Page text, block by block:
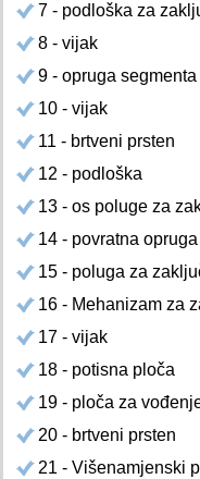
7 - podloška za
8 - vijak
9 - opruga
10 - vijak
11 - brtveni prsten
12 - podloška
13 - os poluge za
14 - povratna opruga
15 - poluga za
16 - Mehanizam za
17 - vijak
18 - potisna ploča
19 - ploča za
20 - brtveni prsten
21 - Višenamjenski